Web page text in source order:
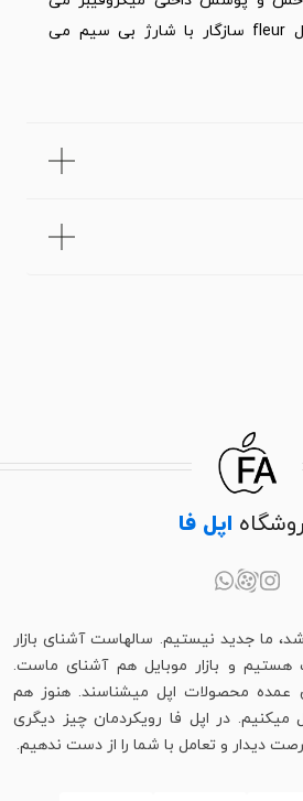
باشد. کاور coehl مدل fleur سازگار با شارژ بی سیم می
اپل فا
ما جدید نیستیم. سالهاست آشنای بازار
و بازار موبایل هم آشنای ماست.
عمده محصولات اپل میشناسند. هنوز هم
میکنیم. در اپل فا رویکردمان چیز دیگری
دیدار و تعامل با شما را از دست ندهیم.